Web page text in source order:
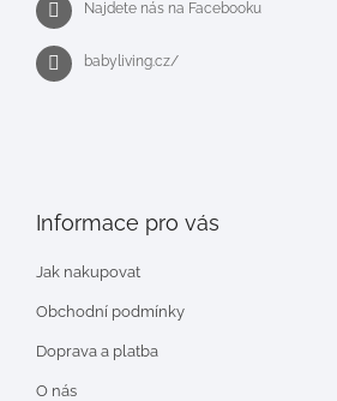
Najdete nás na Facebooku
babyliving.cz/
Informace pro vás
Jak nakupovat
Obchodní podmínky
Doprava a platba
O nás